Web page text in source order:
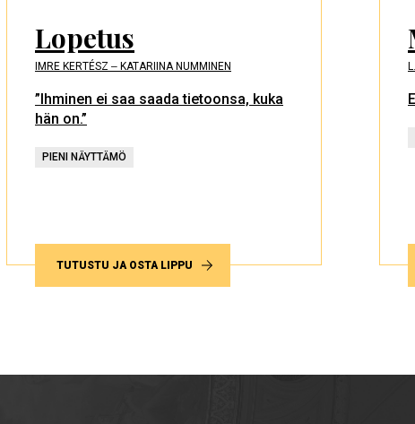
Lopetus
IMRE KERTÉSZ ‒ KATARIINA NUMMINEN
”Ihminen ei saa saada tietoonsa, kuka
hän on.”
PIENI NÄYTTÄMÖ
TUTUSTU JA OSTA LIPPU